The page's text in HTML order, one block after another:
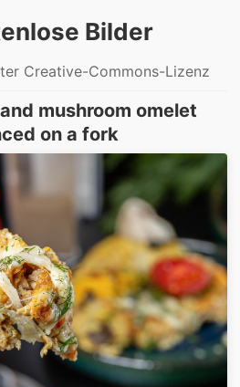
Bilder
Creative-Commons-Lizenz
mushroom omelet
on a fork